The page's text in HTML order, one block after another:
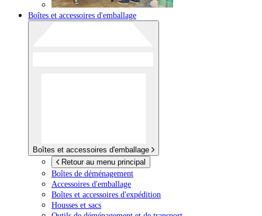
Boîtes et accessoires d'emballage
Boîtes et accessoires d'emballage
Retour au menu principal
Boîtes de déménagement
Accessoires d'emballage
Boîtes et accessoires d'expédition
Housses et sacs